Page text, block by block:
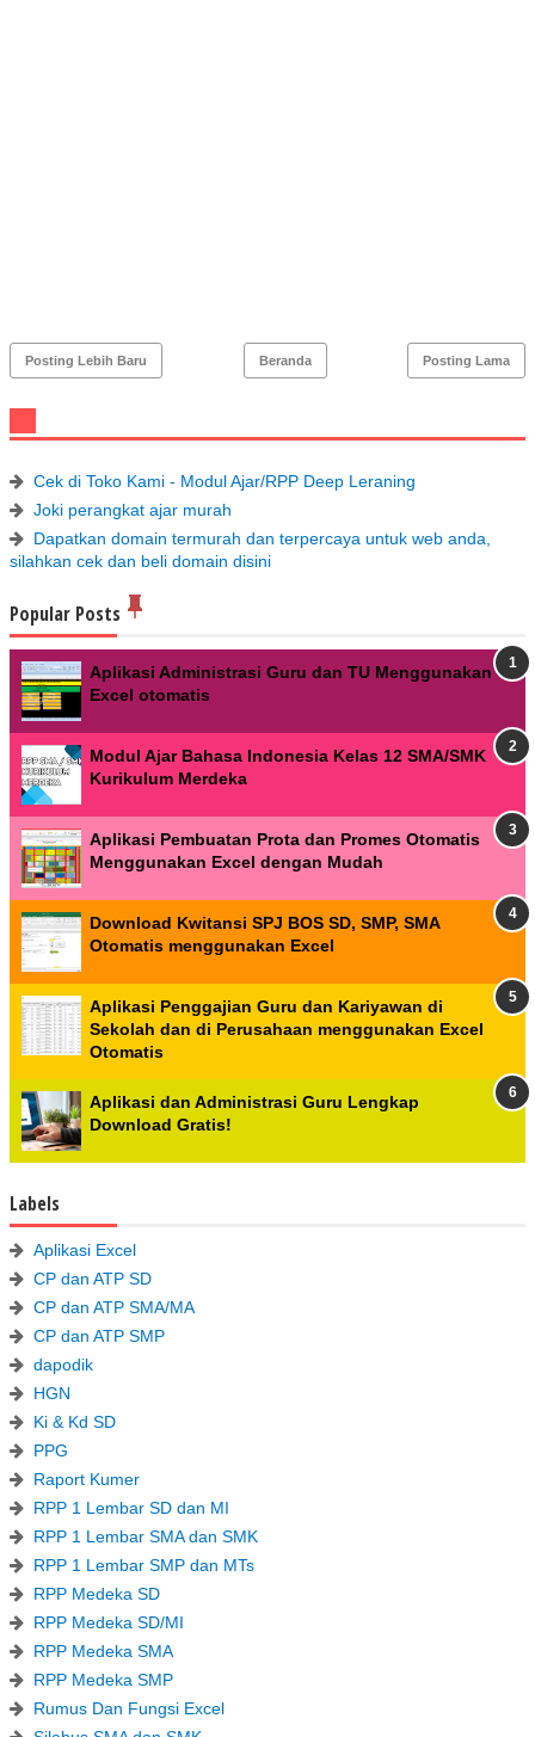
Posting Lebih Baru Posting Lama
Beranda
Cek di Toko Kami - Modul Ajar/RPP Deep Leraning
Joki perangkat ajar murah
Dapatkan domain termurah dan terpercaya untuk web anda,
silahkan cek dan beli domain disini
Popular Posts
Aplikasi Administrasi Guru dan TU Menggunakan
Excel otomatis
Modul Ajar Bahasa Indonesia Kelas 12 SMA/SMK
Kurikulum Merdeka
Aplikasi Pembuatan Prota dan Promes Otomatis
Menggunakan Excel dengan Mudah
Download Kwitansi SPJ BOS SD, SMP, SMA
Otomatis menggunakan Excel
Aplikasi Penggajian Guru dan Kariyawan di
Sekolah dan di Perusahaan menggunakan Excel
Otomatis
Aplikasi dan Administrasi Guru Lengkap
Download Gratis!
Labels
Aplikasi Excel
CP dan ATP SD
CP dan ATP SMA/MA
CP dan ATP SMP
dapodik
HGN
Ki & Kd SD
PPG
Raport Kumer
RPP 1 Lembar SD dan MI
RPP 1 Lembar SMA dan SMK
RPP 1 Lembar SMP dan MTs
RPP Medeka SD
RPP Medeka SD/MI
RPP Medeka SMA
RPP Medeka SMP
Rumus Dan Fungsi Excel